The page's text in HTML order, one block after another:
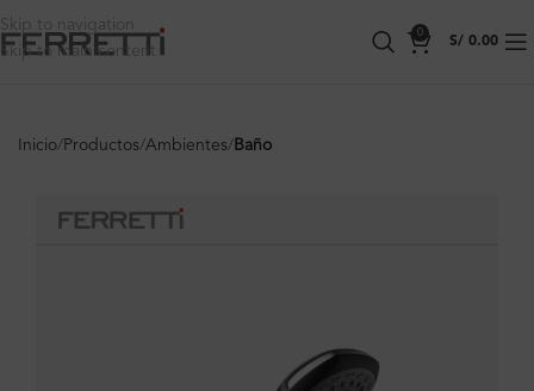
Skip to navigation
Skip to main content
0
S/ 0.00
Inicio Productos Ambientes Baño